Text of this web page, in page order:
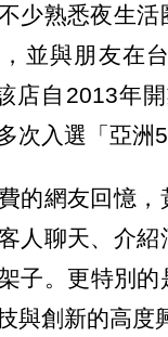
少熟悉夜生
並與朋友在
店自2013年
次入選「亞洲
的網友回憶
人聊天、介
子。更特別的
與創新的高度